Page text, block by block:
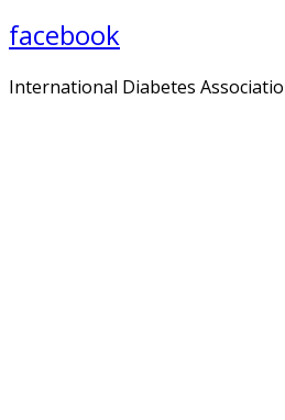
facebook
International Diabetes